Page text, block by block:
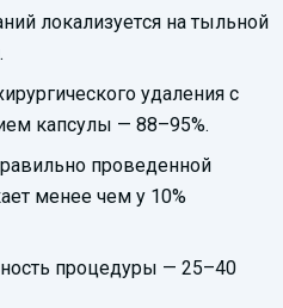
локализуется на тыльной
удаления с
капсулы — 88–95%.
проведенной
менее чем у 10%
процедуры — 25–40